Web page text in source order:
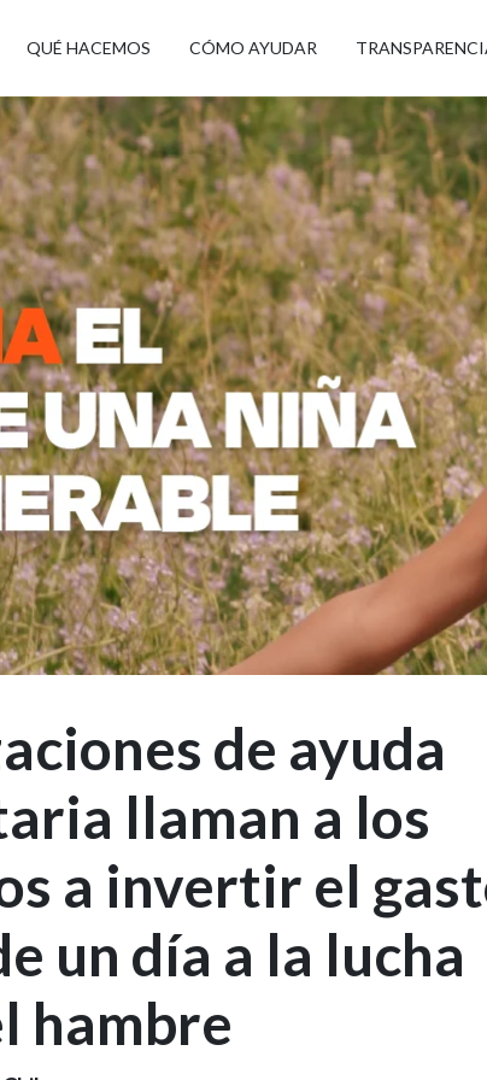
QUÉ HACEMOS CÓMO AYUDAR
de ayuda
llaman a los
a invertir el
un día a la lucha
hambre